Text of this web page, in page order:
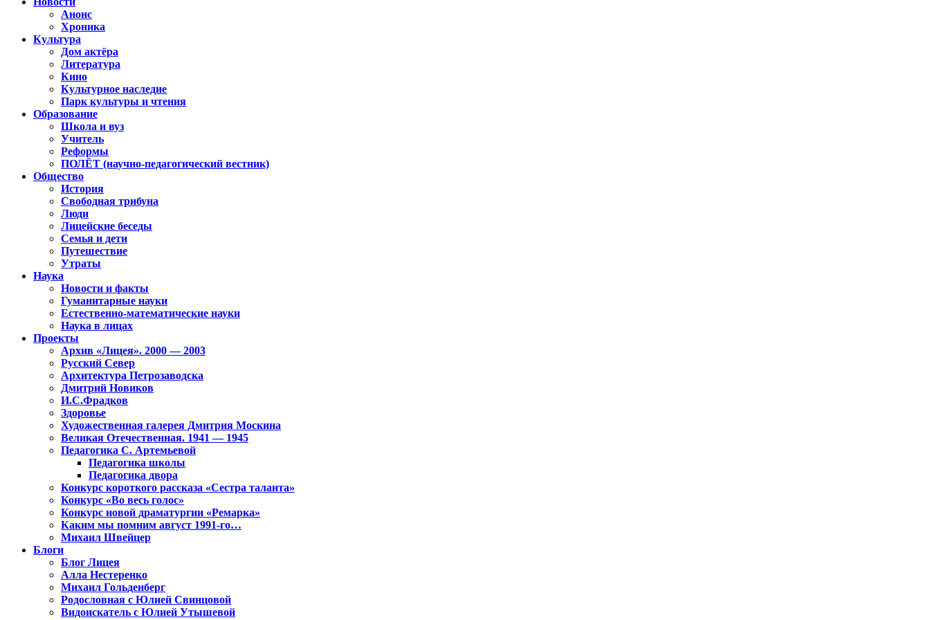
Анонс
Хроника
Культура
Дом актёра
Литература
Кино
Культурное наследие
Парк культуры и чтения
Образование
Школа и вуз
Учитель
Реформы
ПОЛЁТ (научно-педагогический вестник)
Общество
История
Свободная трибуна
Люди
Лицейские беседы
Семья и дети
Путешествие
Утраты
Наука
Новости и факты
Гуманитарные науки
Естественно-математические науки
Наука в лицах
Проекты
Архив «Лицея». 2000 — 2003
Русский Север
Архитектура Петрозаводска
Дмитрий Новиков
И.С.Фрадков
Здоровье
Художественная галерея Дмитрия Москина
Великая Отечественная. 1941 — 1945
Педагогика С. Артемьевой
Педагогика школы
Педагогика двора
Конкурс короткого рассказа «Сестра таланта»
Конкурс «Во весь голос»
Конкурс новой драматургии «Ремарка»
Каким мы помним август 1991-го…
Михаил Швейцер
Блоги
Блог Лицея
Алла Нестеренко
Михаил Гольденберг
Родословная с Юлией Свинцовой
Видоискатель с Юлией Утышевой